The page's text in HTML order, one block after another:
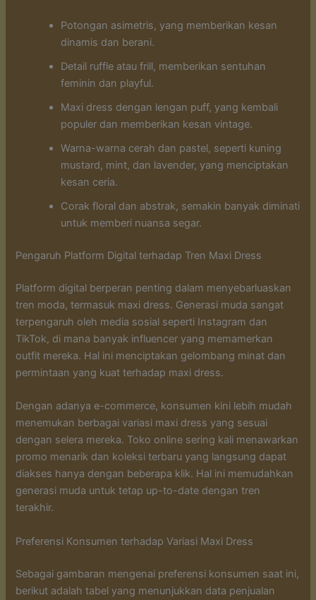
Potongan asimetris, yang memberikan kesan
dinamis dan berani.
Detail ruffle atau frill, memberikan sentuhan
feminin dan playful.
Maxi dress dengan lengan puff, yang kembali
populer dan memberikan kesan vintage.
Warna-warna cerah dan pastel, seperti kuning
mustard, mint, dan lavender, yang menciptakan
kesan ceria.
Corak floral dan abstrak, semakin banyak diminati
untuk memberi nuansa segar.
Pengaruh Platform Digital terhadap Tren Maxi Dress
Platform digital berperan penting dalam menyebarluaskan
tren moda, termasuk maxi dress. Generasi muda sangat
terpengaruh oleh media sosial seperti Instagram dan
TikTok, di mana banyak influencer yang memamerkan
outfit mereka. Hal ini menciptakan gelombang minat dan
permintaan yang kuat terhadap maxi dress.
Dengan adanya e-commerce, konsumen kini lebih mudah
menemukan berbagai variasi maxi dress yang sesuai
dengan selera mereka. Toko online sering kali menawarkan
promo menarik dan koleksi terbaru yang langsung dapat
diakses hanya dengan beberapa klik. Hal ini memudahkan
generasi muda untuk tetap up-to-date dengan tren
terakhir.
Preferensi Konsumen terhadap Variasi Maxi Dress
Sebagai gambaran mengenai preferensi konsumen saat ini,
berikut adalah tabel yang menunjukkan data penjualan